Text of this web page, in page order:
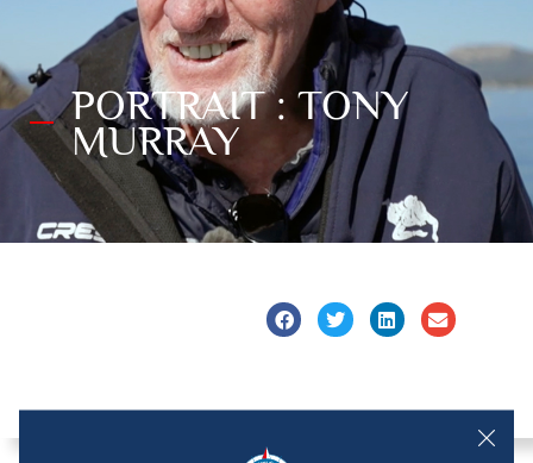
PORTRAIT : TONY
MURRAY